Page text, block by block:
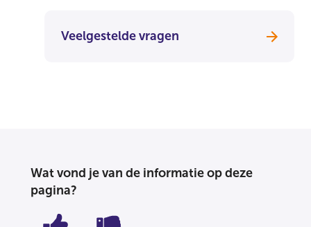
Veelgestelde vragen
Wat vond je van de informatie op deze
pagina?